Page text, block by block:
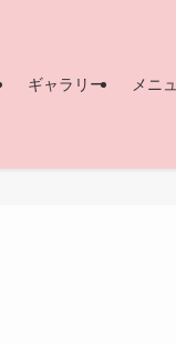
ギャラリー メニ